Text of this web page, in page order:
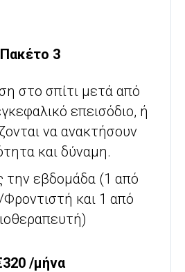
Πακέτο 3
στο σπίτι μετά από
επεισόδιο, ή
να ανακτήσουν
και δύναμη.
την εβδομάδα (1 από
και 1 από
/μήνα